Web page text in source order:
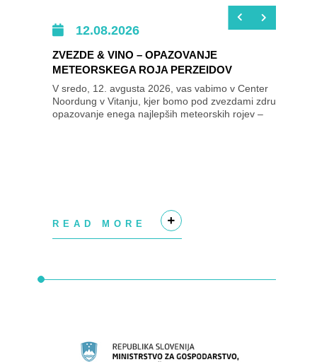
12.08.2026
ZVEZDE & VINO – OPAZOVANJE
METEORSKEGA ROJA PERZEIDOV
V sredo, 12. avgusta 2026, vas vabimo v Center
Noordung v Vitanju, kjer bomo pod zvezdami združili
opazovanje enega najlepših meteorskih rojev –
READ MORE
+